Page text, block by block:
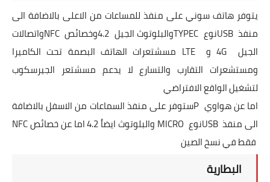
يتوفر هاتف سوني على منفذ للمساعات من الاعلى بالاضافة الى
منفذ USBنوع TYPECوالبلوتوث الجيل 4.2وخصائص NFCواتصالات
الجيل
4G و LTE مسشتعرات الهاتف البصمة تحت الكاميرا
ومستشعرات التقارب والتسارع لا يدعم مسشتعر الجيرسكوب
لتشغيل الواقع الافتراضي
اما عن هواوي Pستوفر على منفذ السماعات من الاسفل بالاضافة
الى منفذ USBنوع MICRO والبلوتوث ايضاُ 4.2 اما عن خصائص
NFC
فقط في نسخ الصين
البطارية